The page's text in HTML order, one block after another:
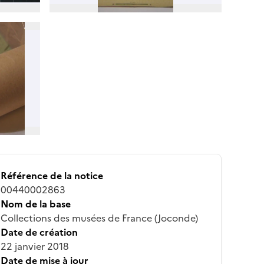
Référence de la notice
00440002863
Nom de la base
Collections des musées de France (Joconde)
Date de création
22 janvier 2018
Date de mise à jour